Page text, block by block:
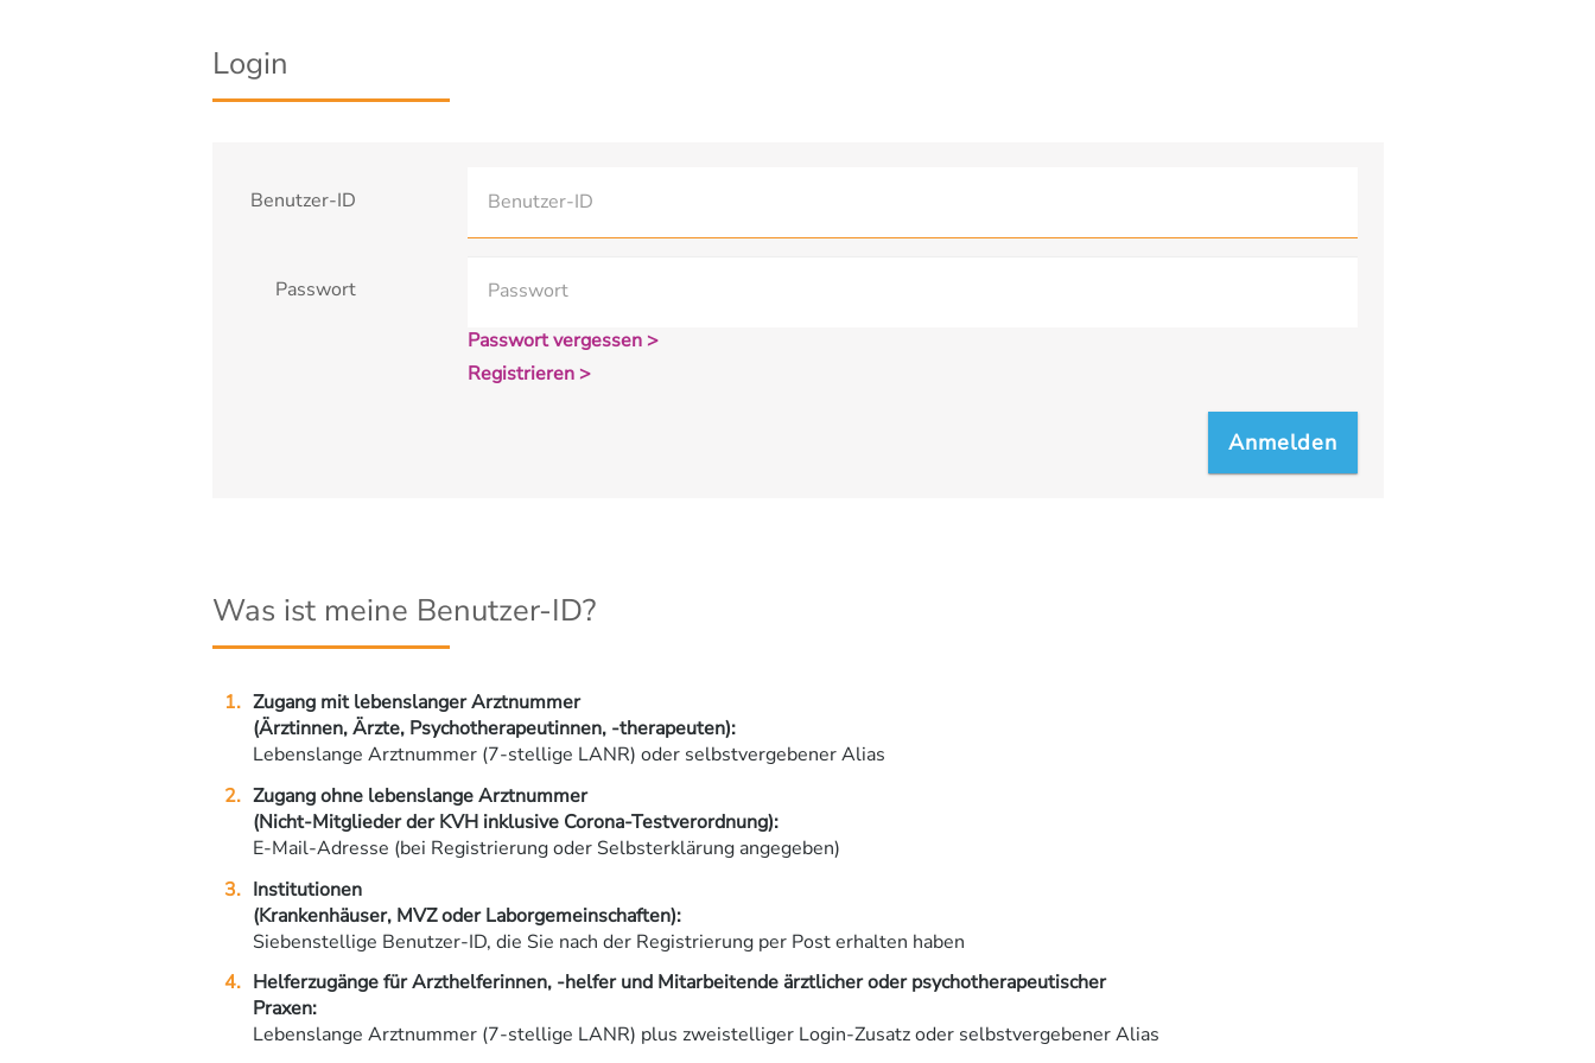
Login
Benutzer-ID
Passwort
Passwort vergessen >
Registrieren >
Was ist meine Benutzer-ID?
Zugang mit lebenslanger Arztnummer
(Ärztinnen, Ärzte, Psychotherapeutinnen, -therapeuten):
Lebenslange Arztnummer (7-stellige LANR) oder selbstvergebener Alias
Zugang ohne lebenslange Arztnummer
(Nicht-Mitglieder der KVH inklusive Corona-Testverordnung):
E-Mail-Adresse (bei Registrierung oder Selbsterklärung angegeben)
Institutionen
(Krankenhäuser, MVZ oder Laborgemeinschaften):
Siebenstellige Benutzer-ID, die Sie nach der Registrierung per Post erhalten haben
Helferzugänge für Arzthelferinnen, -helfer und Mitarbeitende ärztlicher oder psychotherapeutischer
Praxen:
Lebenslange Arztnummer (7-stellige LANR) plus zweistelliger Login-Zusatz oder selbstvergebener Alias